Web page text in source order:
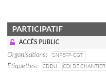
PARTICIPATIF
ACCÈS PUBLIC
Organisations
SNPEFP-CGT
Étiquettes
CDDU
CDI DE CHANTIER